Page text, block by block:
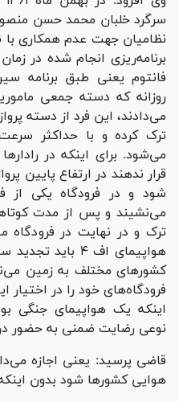
سرگرد خلبان محمد حسن
نظامیان جهت عدم همکاری با
برنامه‌ریزی انجام شده در
فانتوم یعنی طبق برنامه
روزانه که دسته جمعی
می‌دادند، این فرد از دسته
ترک کرده و با حداکثر
می‌شود. برای اینکه در
قرار ندهند در ارتفاع پایین
شود و در فرودگاه یکی از
می‌نشیند و پس از مدت
ترک و در نهایت در فرودگاه
هواپیمای اف ۴
کشور‌های مختلف به زمین
فرودگاه‌های خود را در اختیار
اینکه یک هواپیمای جنگی
نوعی رضایت ضمنی به حضور
قاضی پرسید: یعنی اجازه
هوایی کشور‌ها شود بدون